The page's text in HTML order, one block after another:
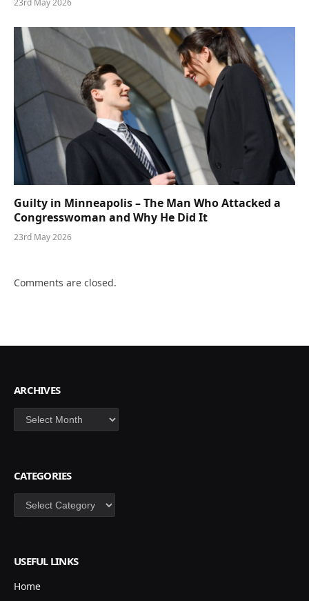
Guilty in Minneapolis – The Man Who Attacked a
Congresswoman and Why He Did It
23rd May 2026
Comments are closed.
ARCHIVES
Archives
CATEGORIES
Categories
USEFUL LINKS
Home